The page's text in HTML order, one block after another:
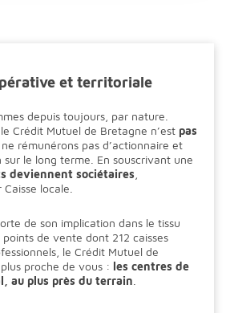
et territoriale
depuis toujours, par nature.
, le Crédit Mutuel de Bretagne n’est pas
ne rémunérons pas d’actionnaire et
le long terme. En souscrivant une
deviennent sociétaires
locale.
forte de son implication dans le tissu
points de vente dont 212 caisses
, le Crédit Mutuel de
proche de vous : les centres de
au plus près du terrain